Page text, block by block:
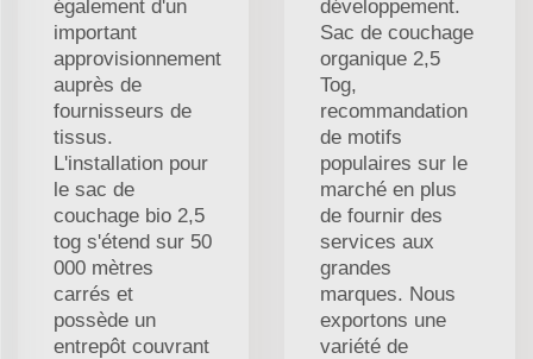
également d'un
important
approvisionnement
auprès de
fournisseurs de
tissus.
L'installation pour
le sac de
couchage bio 2,5
tog s'étend sur 50
000 mètres
carrés et
possède un
entrepôt couvrant
développement.
Sac de couchage
organique 2,5
Tog,
recommandation
de motifs
populaires sur le
marché en plus
de fournir des
services aux
grandes
marques. Nous
exportons une
variété de